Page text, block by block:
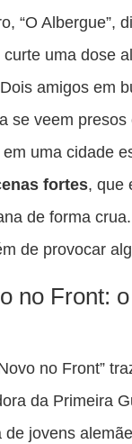
“O Albergue”,
uma dose
amigos em
se veem presos
uma cidade
fortes, que
de forma
de provocar
no Front:
no Front”
da Primeira
jovens